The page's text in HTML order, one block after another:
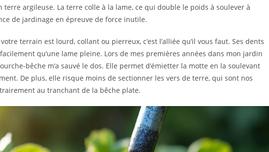
argileuse. La terre colle à la lame, ce qui double le poids à soulever à
de jardinage en épreuve de force inutile.
votre terrain est lourd, collant ou pierreux, c’est l’alliée qu’il vous faut. Ses dents
qu’une lame pleine. Lors de mes premières années dans mon jardin
bêche m’a sauvé le dos. Elle permet d’émietter la motte en la soulevant
De plus, elle risque moins de sectionner les vers de terre, qui sont nos
au tranchant de la bêche plate.